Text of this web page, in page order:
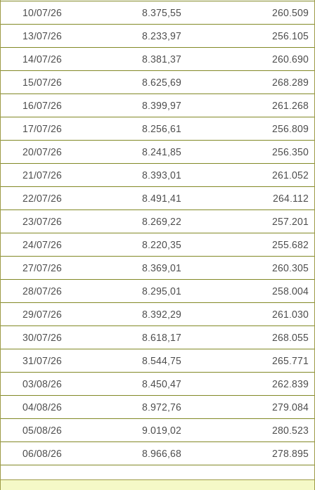
10/07/26 8.375,55 260.509
13/07/26 8.233,97 256.105
14/07/26 8.381,37 260.690
15/07/26 8.625,69 268.289
16/07/26 8.399,97 261.268
17/07/26 8.256,61 256.809
20/07/26 8.241,85 256.350
21/07/26 8.393,01 261.052
22/07/26 8.491,41 264.112
23/07/26 8.269,22 257.201
24/07/26 8.220,35 255.682
27/07/26 8.369,01 260.305
28/07/26 8.295,01 258.004
29/07/26 8.392,29 261.030
30/07/26 8.618,17 268.055
31/07/26 8.544,75 265.771
03/08/26 8.450,47 262.839
04/08/26 8.972,76 279.084
05/08/26 9.019,02 280.523
06/08/26 8.966,68 278.895